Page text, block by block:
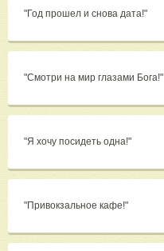
"Год прошел и снова дата!"
"Смотри на мир глазами Бога!"
"Я хочу посидеть одна!"
"Привокзальное кафе!"